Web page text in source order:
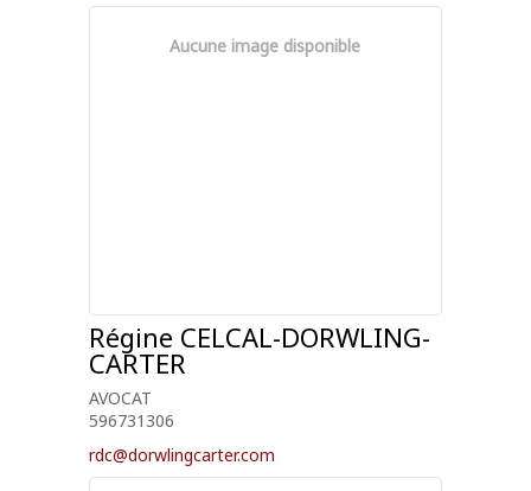
Aucune image disponible
Régine CELCAL-DORWLING-
CARTER
AVOCAT
596731306
rdc@dorwlingcarter.com